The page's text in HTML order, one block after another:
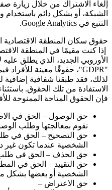
إلغاء الاشتراك من خلال زيارة
الشبكة، أو بشكل دائم
التتبع في Google Analytics
.
حقوق سكان المنطقة الاقتصادية
إذا كنت مقيمًا في المنطقة
الأوروبي الجديد، الذي يطلق عليه
"GDPR"، حقوقًا معينة للأفراد
لذلك، فقد طبقنا شفافية
الاستفادة من تلك الحقوق.
فإن الحقوق المتاحة الممنوحة
حق الوصول – الحق في
نقوم بمعالجتها وطلب
حق التصحيح – الحق في
الشخصية عندما تكون غير
حق الحذف – الحق في طلب
حق التقييد – الحق في
الشخصية أو بعضها بشكل
حق الاعتراض –